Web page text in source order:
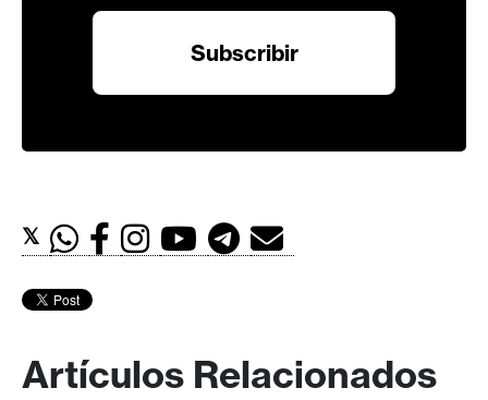
𝕏
Artículos Relacionados